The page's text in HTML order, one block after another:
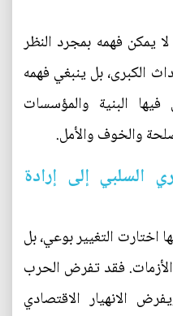
يمكن فهمه بمجرد النظر
الكبرى، بل ينبغي فهمه
البنية والمؤسسات
والخوف والأمل.
السلبي إلى إرادة
اختارت التغيير بوعي، بل
فقد تفرض الحرب
الانهيار الاقتصادي